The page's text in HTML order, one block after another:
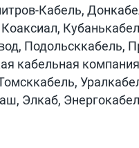
Кабель,
Подольсккабель,
кабельная
Элкаб,